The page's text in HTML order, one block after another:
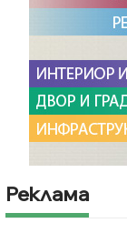
Реклама